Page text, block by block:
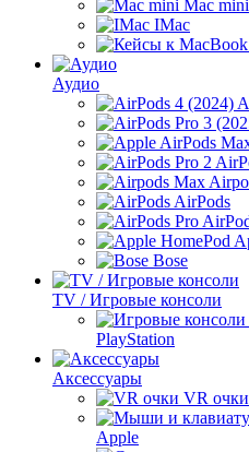
Mac mini
IMac
Аудио
AirPods
Bose
TV / Игровые консоли
PlayStation
Аксессуары
VR очки
Apple